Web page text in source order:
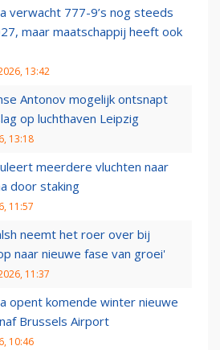
verwacht 777-9’s nog steeds
maar maatschappij heeft ook
13:42
Antonov mogelijk ontsnapt
op luchthaven Leipzig
13:18
meerdere vluchten naar
door staking
11:57
neemt het roer over bij
naar nieuwe fase van groei'
11:37
opent komende winter nieuwe
Brussels Airport
10:46